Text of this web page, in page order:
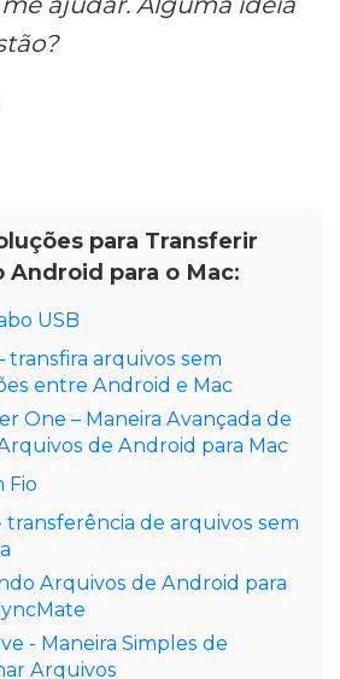
para Transferir
Android para o Mac:
USB
transfira arquivos sem
entre Android e Mac
One – Maneira Avançada de
de Android para Mac
Fio
transferência de arquivos sem
Arquivos de Android para
- Maneira Simples de
Arquivos